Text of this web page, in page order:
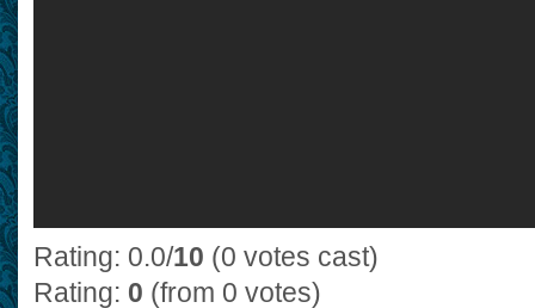
Rating: 0.0/10 (0 votes cast)
Rating: 0 (from 0 votes)